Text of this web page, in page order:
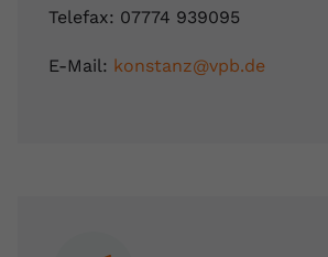
Telefax: 07774 939095
E-Mail: konstanz@vpb.de